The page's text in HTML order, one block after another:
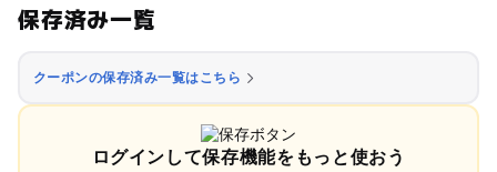
保存済み一覧
クーポンの保存済み一覧はこちら
ログインして保存機能をもっと使おう